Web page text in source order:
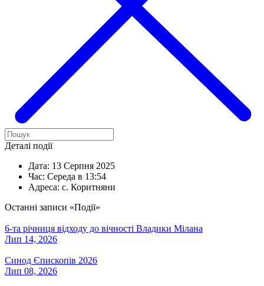
Деталі події
Дата: 13 Серпня 2025
Час: Середа в 13:54
Адреса: с. Коритняни
Останні записи «Події»
6-та річниця відходу до вічності Владики Мілана
Лип 14, 2026
Синод Єпископів 2026
Лип 08, 2026